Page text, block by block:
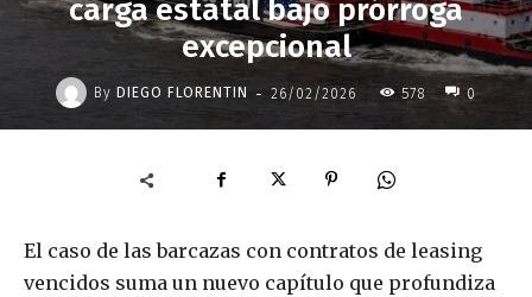
carga estatal bajo prórroga
excepcional
By DIEGO FLORENTIN - 26/02/2026 578 0
El caso de las barcazas con contratos de leasing
vencidos suma un nuevo capítulo que profundiza